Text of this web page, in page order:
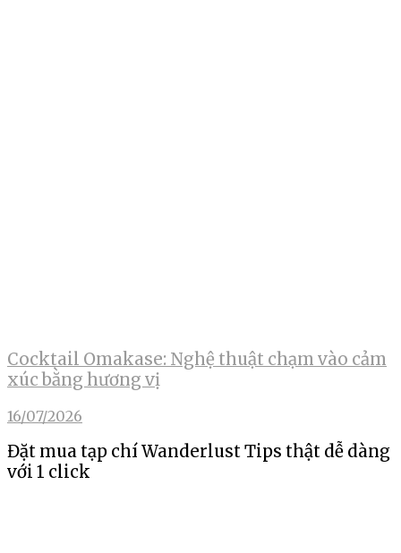
Cocktail Omakase: Nghệ thuật chạm vào cảm
xúc bằng hương vị
16/07/2026
Đặt mua tạp chí Wanderlust Tips thật dễ dàng
với 1 click